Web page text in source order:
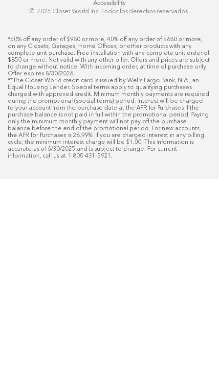
Accessibility
© ️ 2025 Closet World Inc. Todos los derechos reservados.
*50% off any order of $980 or more, 40% off any order of $680 or more,
on any Closets, Garages, Home Offices, or other products with any
complete unit purchase. Free installation with any complete unit order of
$850 or more. Not valid with any other offer. Offers and prices are subject
to change without notice. With incoming order, at time of purchase only.
Offer expires 8/30/2026.
**The Closet World credit card is issued by Wells Fargo Bank, N.A., an
Equal Housing Lender. Special terms apply to qualifying purchases
charged with approved credit. Minimum monthly payments are required
during the promotional (special terms) period. Interest will be charged
to your account from the purchase date at the APR for Purchases if the
purchase balance is not paid in full within the promotional period. Paying
only the minimum monthly payment will not pay off the purchase
balance before the end of the promotional period. For new accounts,
the APR for Purchases is 28.99%. If you are charged interest in any billing
cycle, the minimum interest charge will be $1.00. This information is
accurate as of 6/30/2025 and is subject to change. For current
information, call us at 1-800-431-5921.